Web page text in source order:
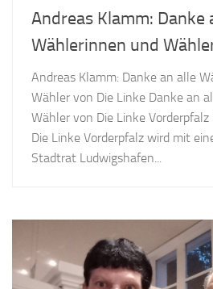
Andreas Klamm: Danke
Wählerinnen und
Andreas Klamm: Danke an alle
Wähler von Die Linke Danke an
Wähler von Die Linke
Die Linke Vorderpfalz wird mit
Stadtrat Ludwigshafen...